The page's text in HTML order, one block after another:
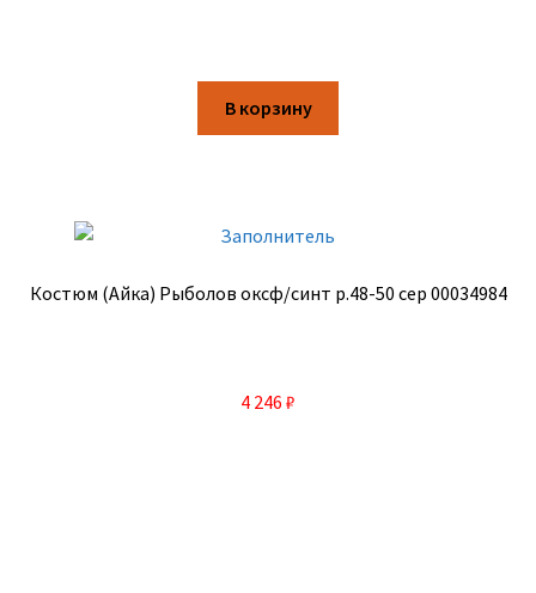
В корзину
Костюм (Айка) Рыболов оксф/синт р.48-50 сер 00034984
4 246 ₽